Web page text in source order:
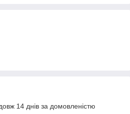
14 днів за домовленістю